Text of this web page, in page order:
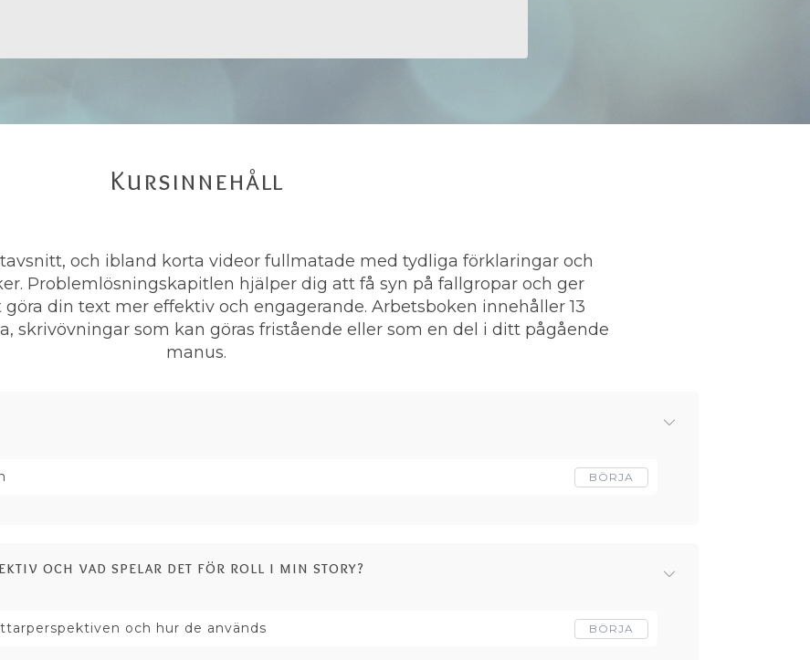
Kursinnehåll
och ibland korta videor fullmatade med tydliga förklaringar och
Problemlösningskapitlen hjälper dig att få syn på fallgropar och ger
din text mer effektiv och engagerande. Arbetsboken innehåller 13
skrivövningar som kan göras fristående eller som en del i ditt pågående
manus.
BÖRJA
och vad spelar det för roll i min story?
och hur de används BÖRJA